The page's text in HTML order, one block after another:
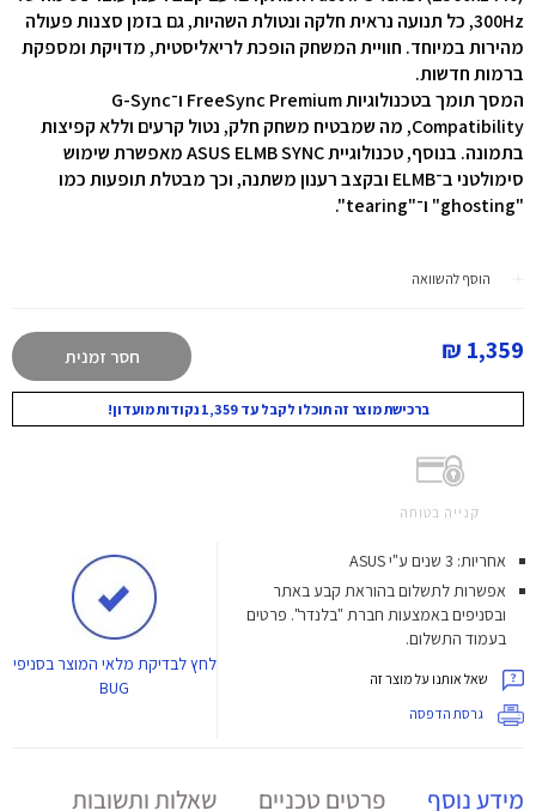
300Hz, כל תנועה נראית חלקה ונטולת השהיות, גם בזמן סצנות פעולה
מהירות במיוחד. חוויית המשחק הופכת לריאליסטית, מדויקת ומספקת
ברמות חדשות.
המסך תומך בטכנולוגיות FreeSync Premium ו־G-Sync
Compatibility, מה שמבטיח משחק חלק, נטול קרעים וללא קפיצות
בתמונה. בנוסף, טכנולוגיית ASUS ELMB SYNC מאפשרת שימוש
סימולטני ב־ELMB ובקצב רענון משתנה, וכך מבטלת תופעות כמו
"ghosting" ו־"tearing".
הוסף להשוואה
1,359 ₪ חסר זמנית
ברכישת מוצר זה תוכלו לקבל עד 1,359 נקודות מועדון!
קנייה בטוחה
אחריות: 3 שנים ע"י ASUS
אפשרות לתשלום בהוראת קבע באתר
ובסניפים באמצעות חברת "בלנדר". פרטים
בעמוד התשלום.
שאל אותנו על מוצר זה
גרסת הדפסה
לחץלבדיקת מלאי המוצר בסניפי
BUG
מידע נוסף פרטים טכניים שאלות ותשובות